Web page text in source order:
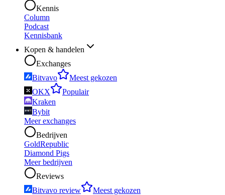
Kennis
Column
Podcast
Kennisbank
Kopen & handelen
Exchanges
Bitvavo
Meest gekozen
OKX
Populair
Kraken
Bybit
Meer exchanges
Bedrijven
GoldRepublic
Diamond Pigs
Meer bedrijven
Reviews
Bitvavo review
Meest gekozen